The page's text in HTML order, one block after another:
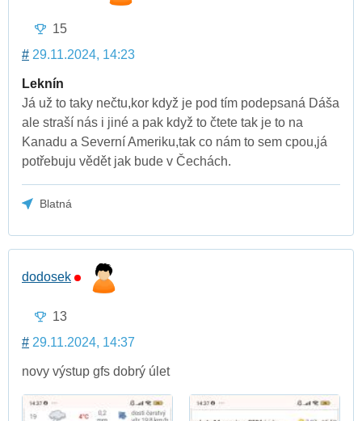
15
# 29.11.2024, 14:23
Leknín
Já už to taky nečtu,kor když je pod tím podepsaná Dáša
ale straší nás i jiné a pak když to čtete tak je to na
Kanadu a Severní Ameriku,tak co nám to sem cpou,já
potřebuju vědět jak bude v Čechách.
Blatná
dodosek
13
# 29.11.2024, 14:37
novy výstup gfs dobrý úlet